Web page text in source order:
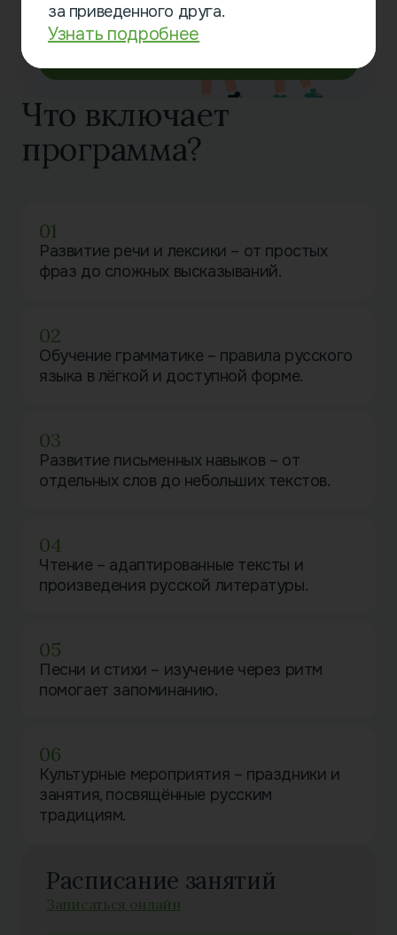
Что включает
программа?
01
Развитие речи и лексики – от простых
фраз до сложных высказываний.
02
Обучение грамматике – правила русского
языка в лёгкой и доступной форме.
03
Развитие письменных навыков – от
отдельных слов до небольших текстов.
04
Чтение – адаптированные тексты и
произведения русской литературы.
05
Песни и стихи – изучение через ритм
помогает запоминанию.
06
Культурные мероприятия – праздники и
занятия, посвящённые русским
традициям.
Расписание занятий
Записаться онлайн
за приведенного друга.
Узнать подробнее